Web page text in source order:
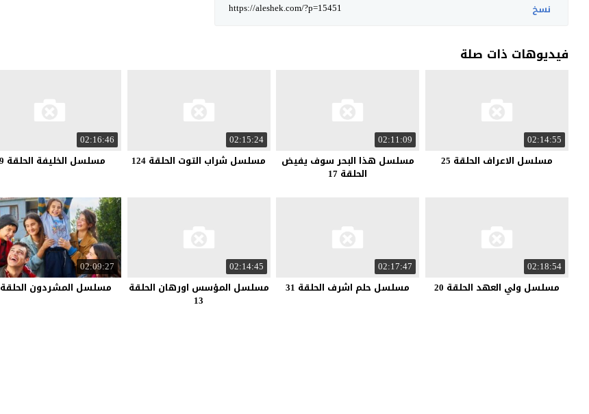
نسخ
فيديوهات ذات صلة
02:14:55
مسلسل الاعراف الحلقة 25
02:11:09
مسلسل هذا البحر سوف يفيض
الحلقة 17
02:15:24
مسلسل شراب التوت الحلقة 124
02:16:46
مسلسل الخليفة الحلقة 19
02:18:54
مسلسل ولي العهد الحلقة 20
02:17:47
مسلسل حلم اشرف الحلقة 31
02:14:45
مسلسل المؤسس اورهان الحلقة
13
02:09:27
مسلسل المشردون الحلقة 47